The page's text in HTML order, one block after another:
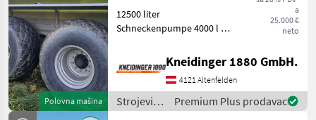
Polovna mašina
a
25.000 €
neto
12500 liter
Schneckenpumpe 4000 l 6
Nachlauflenkachse
Bereifung 28 l-26 K80 Ww
Gelenkwelle Automatische
Abschaltung Hyd
Kneidinger 1880 GmbH.
4121 Altenfelden
Strojevi
za
Premium Plus prodavac